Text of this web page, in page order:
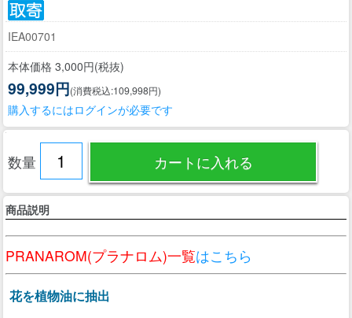
IEA00701
本体価格 3,000円(税抜)
99,999円(消費税込:109,998円)
購入するにはログインが必要です
数量
商品説明
PRANAROM(プラナロム)一覧はこちら
花を植物油に抽出